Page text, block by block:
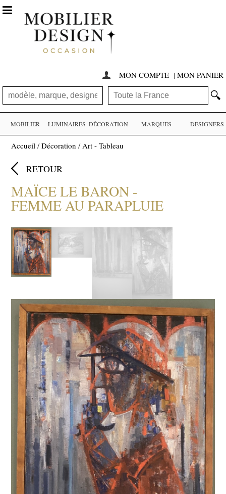
 MON COMPTE | MON PANIER
🔍

MOBILIER LUMINAIRES DÉCORATION MARQUES DESIGNERS
Accueil /Décoration /Art - Tableau
 RETOUR
MAÏCE LE BARON -
FEMME AU PARAPLUIE